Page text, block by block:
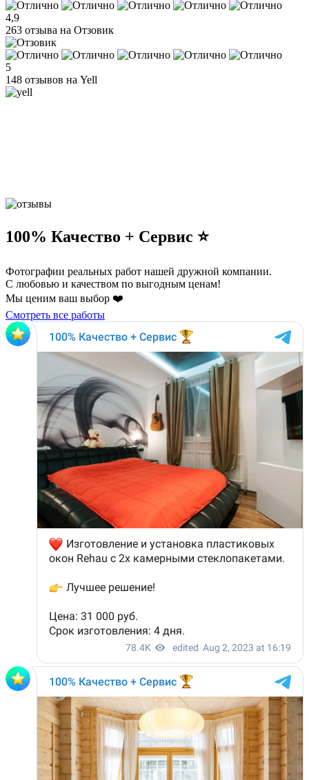
4,9
263 отзыва на Отзовик
5
148 отзывов на Yell
100% Качество + Сервис ⭐️
Фотографии реальных работ нашей дружной компании.
С любовью и качеством по выгодным ценам!
Мы ценим ваш выбор ❤️
Смотреть все работы